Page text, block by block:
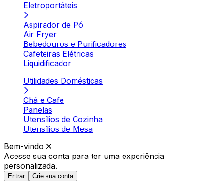
Eletroportáteis
Aspirador de Pó
Air Fryer
Bebedouros e Purificadores
Cafeteiras Elétricas
Liquidificador
Utilidades Domésticas
Chá e Café
Panelas
Utensílios de Cozinha
Utensílios de Mesa
Bem-vindo
Acesse sua conta para ter uma experiência
personalizada.
Entrar Crie sua conta